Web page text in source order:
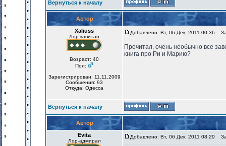
Вернуться к началу
Автор
Xaliuss
Лор-капитан
Возраст: 40
Пол:
Зарегистрирован: 11.11.2009
Сообщения: 93
Откуда: Одесса
Добавлено: Вт, 06 Дек, 2011 00:36
Прочитал, очень необычно все
книга про Ри и Марию?
Вернуться к началу
Автор
Evita
Лор-адмирал
Добавлено: Вт, 06 Дек, 2011 08:29